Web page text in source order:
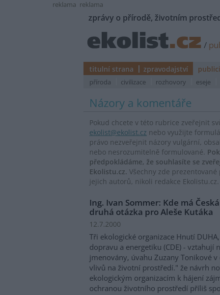
reklama reklama
zprávy o přírodě, životním
/
titulní strana zpravodajství
příroda civilizace rozhovory eseje
Názory a komentáře
Pokud chcete v této rubrice zveřejnit
ekolist@ekolist.cz nebo využijte
právo nezveřejnit názory vulgární,
nebo nesrozumitelně formulované.
předpokládáme, že souhlasíte se
Ekolistu.cz. Všechny zde
jejich autorů, nikoli redakce Ekolistu.cz.
Ing. Ivan Sommer: Kde má
druhá otázka pro Aleše Kutáka
12.7.2000
Tři ekologické organizace Hnutí
dopravu a energetiku (CDE) - vztahují
jmenovány, úvahu Zuzany Tonikové v
vlivů na životní prostředí." že návrh
ekologickým organizacím k hájení
ochranou životního prostředí příliš